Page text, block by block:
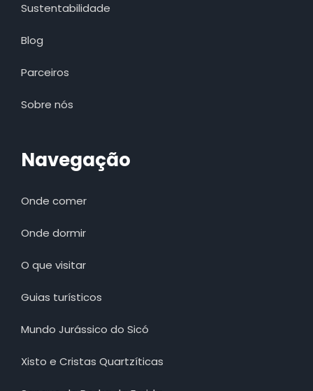
Sustentabilidade
Blog
Parceiros
Sobre nós
Navegação
Onde comer
Onde dormir
O que visitar
Guias turísticos
Mundo Jurássico do Sicó
Xisto e Cristas Quartzíticas